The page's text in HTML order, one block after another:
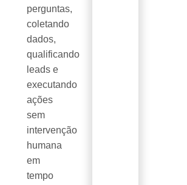
perguntas,
coletando
dados,
qualificando
leads e
executando
ações
sem
intervenção
humana
em
tempo